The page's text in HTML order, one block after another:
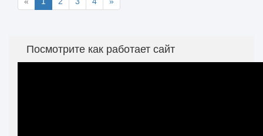
Посмотрите как работает сайт